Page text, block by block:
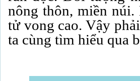
nông thôn, miền
tử vong cao. Vậy
ta cùng tìm hiểu qua